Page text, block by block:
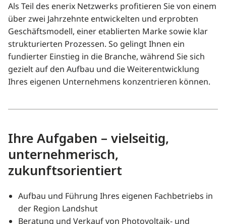
Als Teil des enerix Netzwerks profitieren Sie von einem
über zwei Jahrzehnte entwickelten und erprobten
Geschäftsmodell, einer etablierten Marke sowie klar
strukturierten Prozessen. So gelingt Ihnen ein
fundierter Einstieg in die Branche, während Sie sich
gezielt auf den Aufbau und die Weiterentwicklung
Ihres eigenen Unternehmens konzentrieren können.
Ihre Aufgaben – vielseitig,
unternehmerisch,
zukunftsorientiert
Aufbau und Führung Ihres eigenen Fachbetriebs in
der Region Landshut